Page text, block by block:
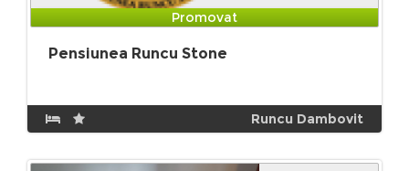
Promovat
Pensiunea Runcu Stone
Runcu Dambovit